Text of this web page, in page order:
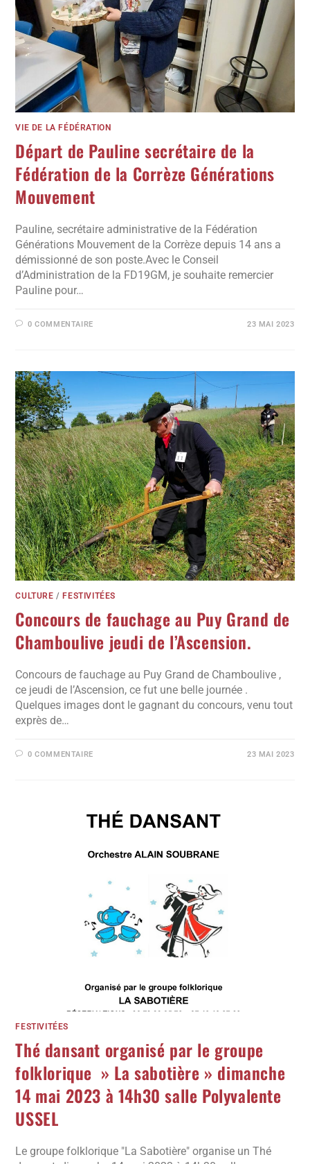
VIE DE LA FÉDÉRATION
Départ de Pauline secrétaire de la
Fédération de la Corrèze Générations
Mouvement
Pauline, secrétaire administrative de la Fédération
Générations Mouvement de la Corrèze depuis 14 ans a
démissionné de son poste.Avec le Conseil
d’Administration de la FD19GM, je souhaite remercier
Pauline pour…
0 COMMENTAIRE 23 MAI 2023
CULTURE / FESTIVITÉES
Concours de fauchage au Puy Grand de
Chamboulive jeudi de l’Ascension.
Concours de fauchage au Puy Grand de Chamboulive ,
ce jeudi de l’Ascension, ce fut une belle journée .
Quelques images dont le gagnant du concours, venu tout
exprès de…
0 COMMENTAIRE 23 MAI 2023
FESTIVITÉES
Thé dansant organisé par le groupe
folklorique » La sabotière » dimanche
14 mai 2023 à 14h30 salle Polyvalente
USSEL
Le groupe folklorique "La Sabotière" organise un Thé